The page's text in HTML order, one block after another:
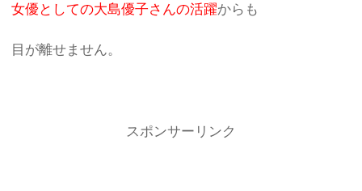
女優としての大島優子さんの活躍からも
目が離せません。
スポンサーリンク